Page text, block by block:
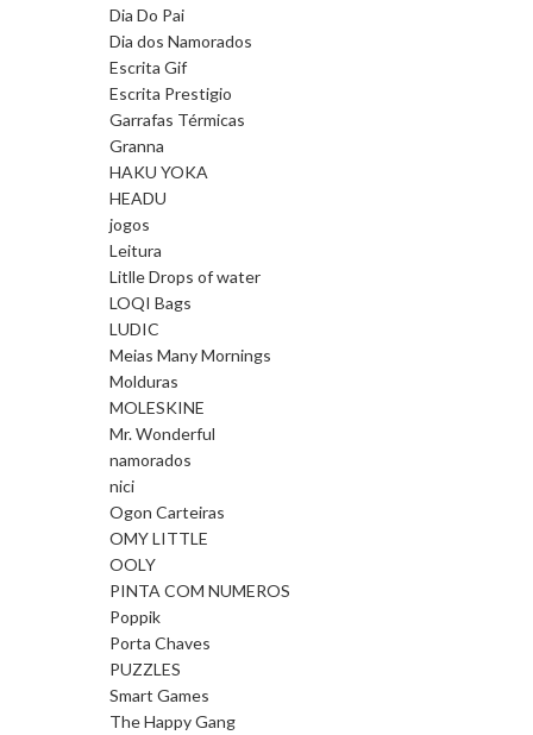
Dia Do Pai
Dia dos Namorados
Escrita Gif
Escrita Prestigio
Garrafas Térmicas
Granna
HAKU YOKA
HEADU
jogos
Leitura
Litlle Drops of water
LOQI Bags
LUDIC
Meias Many Mornings
Molduras
MOLESKINE
Mr. Wonderful
namorados
nici
Ogon Carteiras
OMY LITTLE
OOLY
PINTA COM NUMEROS
Poppik
Porta Chaves
PUZZLES
Smart Games
The Happy Gang